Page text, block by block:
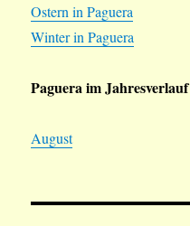
Ostern in Paguera
Winter in Paguera
Paguera im Jahresverlauf
August